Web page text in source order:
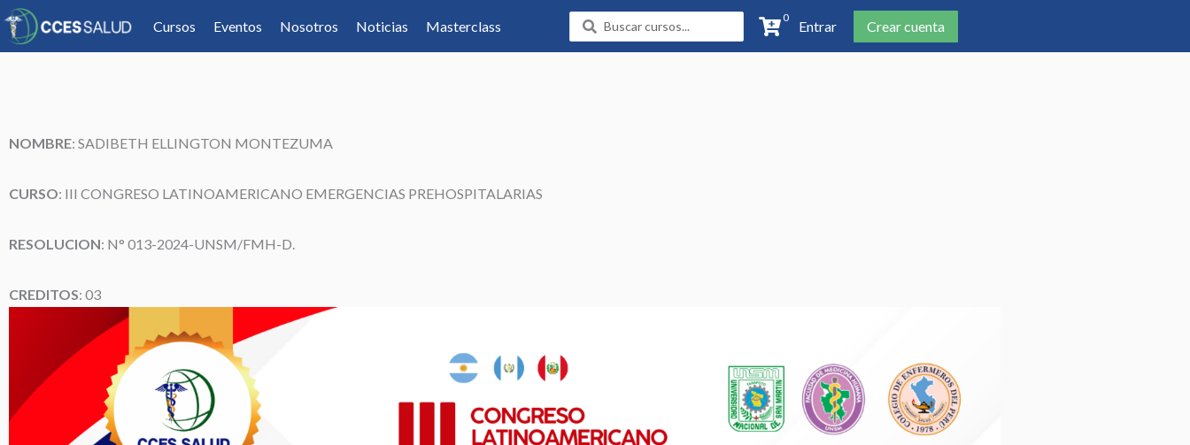
Cursos Eventos Nosotros Noticias Masterclass
Search
...
0
Entrar Crear cuenta
NOMBRE: SADIBETH ELLINGTON MONTEZUMA
CURSO: III CONGRESO LATINOAMERICANO EMERGENCIAS PREHOSPITALARIAS
RESOLUCION: N° 013-2024-UNSM/FMH-D.
CREDITOS: 03